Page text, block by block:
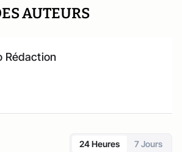
AUTEURS
Rédaction
24 Heures 7 Jours